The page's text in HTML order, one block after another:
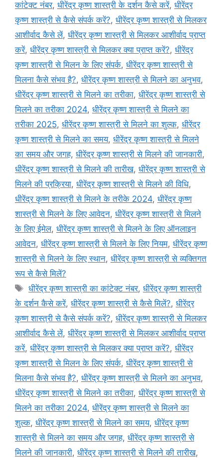
कांटेक्ट नंबर, धीरेंद्र कृष्ण शास्त्री के दर्शन कैसे करें, धीरेंद्र
कृष्ण शास्त्री से कैसे संपर्क करें?, धीरेंद्र कृष्ण शास्त्री से मिलकर
आशीर्वाद कैसे लें, धीरेंद्र कृष्ण शास्त्री से मिलकर आशीर्वाद प्राप्त
करें, धीरेंद्र कृष्ण शास्त्री से मिलकर क्या प्राप्त करें?, धीरेंद्र
कृष्ण शास्त्री से मिलन के लिए संपर्क, धीरेंद्र कृष्ण शास्त्री से
मिलना कैसे संभव है?, धीरेंद्र कृष्ण शास्त्री से मिलने का अनुभव,
धीरेंद्र कृष्ण शास्त्री से मिलने का तरीका, धीरेंद्र कृष्ण शास्त्री से
मिलने का तरीका 2024, धीरेंद्र कृष्ण शास्त्री से मिलने का
तरीका 2025, धीरेंद्र कृष्ण शास्त्री से मिलने का शुल्क, धीरेंद्र
कृष्ण शास्त्री से मिलने का समय, धीरेंद्र कृष्ण शास्त्री से मिलने
का समय और जगह, धीरेंद्र कृष्ण शास्त्री से मिलने की जानकारी,
धीरेंद्र कृष्ण शास्त्री से मिलने की तारीख, धीरेंद्र कृष्ण शास्त्री से
मिलने की प्रक्रिया, धीरेंद्र कृष्ण शास्त्री से मिलने की विधि,
धीरेंद्र कृष्ण शास्त्री से मिलने के तरीके 2024, धीरेंद्र कृष्ण
शास्त्री से मिलने के लिए आवेदन, धीरेंद्र कृष्ण शास्त्री से मिलने
के लिए ईमेल, धीरेंद्र कृष्ण शास्त्री से मिलने के लिए ऑनलाइन
आवेदन, धीरेंद्र कृष्ण शास्त्री से मिलने के लिए नियम, धीरेंद्र कृष्ण
शास्त्री से मिलने के लिए स्थान, धीरेंद्र कृष्ण शास्त्री से व्यक्तिगत
रूप से कैसे मिलें?
Tags
धीरेंद्र कृष्ण शास्त्री का कांटेक्ट नंबर,धीरेंद्र कृष्ण शास्त्री
के दर्शन कैसे करें, धीरेंद्र कृष्ण शास्त्री से कैसे मिलें?, धीरेंद्र
कृष्ण शास्त्री से कैसे संपर्क करें?, धीरेंद्र कृष्ण शास्त्री से मिलकर
आशीर्वाद कैसे लें, धीरेंद्र कृष्ण शास्त्री से मिलकर आशीर्वाद प्राप्त
करें, धीरेंद्र कृष्ण शास्त्री से मिलकर क्या प्राप्त करें?, धीरेंद्र
कृष्ण शास्त्री से मिलन के लिए संपर्क, धीरेंद्र कृष्ण शास्त्री से
मिलना कैसे संभव है?, धीरेंद्र कृष्ण शास्त्री से मिलने का अनुभव,
धीरेंद्र कृष्ण शास्त्री से मिलने का तरीका, धीरेंद्र कृष्ण शास्त्री से
मिलने का तरीका 2024, धीरेंद्र कृष्ण शास्त्री से मिलने का
शुल्क, धीरेंद्र कृष्ण शास्त्री से मिलने का समय, धीरेंद्र कृष्ण
शास्त्री से मिलने का समय और जगह, धीरेंद्र कृष्ण शास्त्री से
मिलने की जानकारी, धीरेंद्र कृष्ण शास्त्री से मिलने की तारीख,